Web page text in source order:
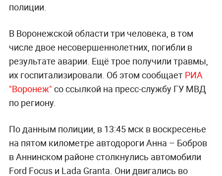
полиции.
В Воронежской области три человека, в том
числе двое несовершеннолетних, погибли в
результате аварии. Ещё трое получили травмы,
их госпитализировали. Об этом сообщает РИА
"Воронеж" со ссылкой на пресс-службу ГУ МВД
по региону.
По данным полиции, в 13:45 мск в воскресенье
на пятом километре автодороги Анна – Бобров
в Аннинском районе столкнулись автомобили
Ford Focus и Lada Granta. Они двигались во